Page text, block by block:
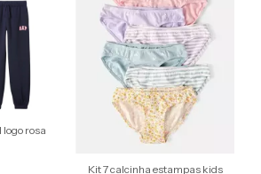
rosa
Kit 7 calcinha estampas kids